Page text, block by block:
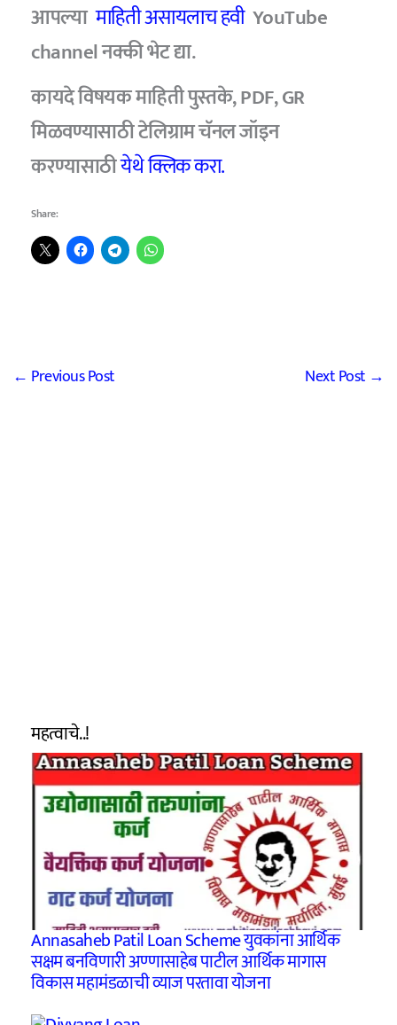
आपल्यामाहिती असायलाच हवी YouTube
channel नक्की भेट द्या.
कायदे विषयक माहिती पुस्तके, PDF, GR
मिळवण्यासाठी टेलिग्राम चॅनल जॉइन
करण्यासाठीयेथे क्लिक करा.
Share:
← Previous Post Next Post →
महत्वाचे..!
Annasaheb Patil Loan Scheme युवकांना आर्थिक
सक्षम बनविणारी अण्णासाहेब पाटील आर्थिक मागास
विकास महामंडळाची व्याज परतावा योजना